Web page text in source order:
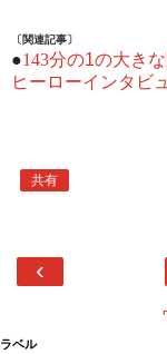
〔関連記事〕
●143分の1の大き
ヒーローインタビ
共有
‹
ラベル